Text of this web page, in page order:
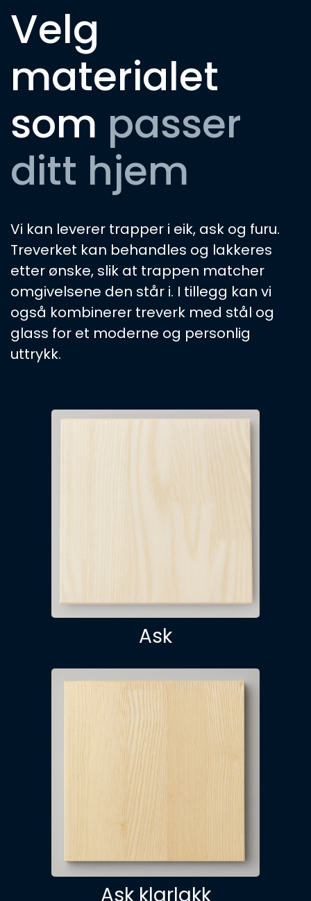
Velg
materialet
som passer
ditt hjem
Vi kan leverer trapper i eik, ask og furu.
Treverket kan behandles og lakkeres
etter ønske, slik at trappen matcher
omgivelsene den står i. I tillegg kan vi
også kombinerer treverk med stål og
glass for et moderne og personlig
uttrykk.
Ask
Ask klarlakk